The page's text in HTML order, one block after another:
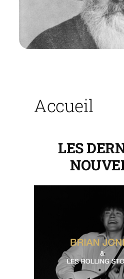
Accueil
LES